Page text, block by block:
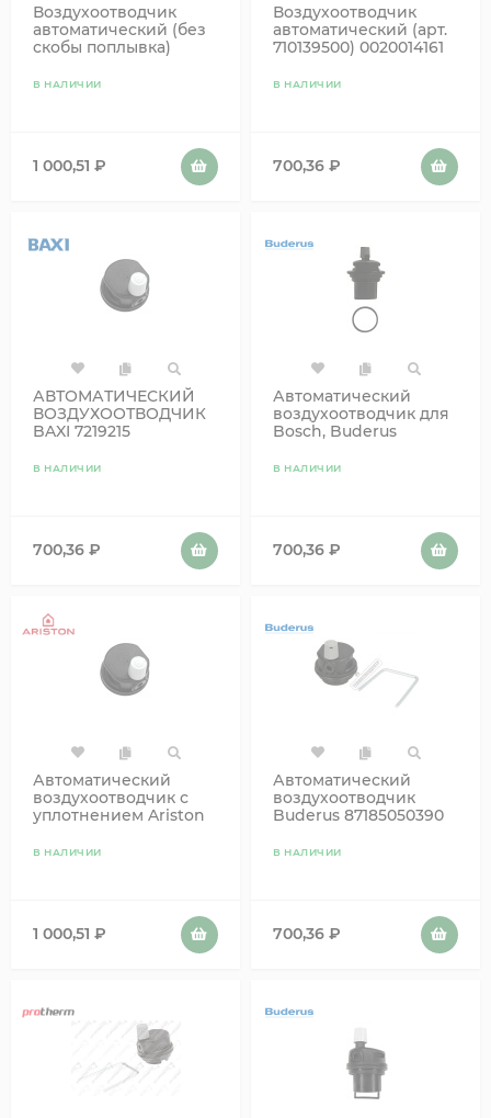
Воздухоотводчик
автоматический (без
скобы поплывка)
В НАЛИЧИИ
1 000,51 ₽
Воздухоотводчик
автоматический (арт.
710139500) 0020014161
87185050390 BI1212
В НАЛИЧИИ
700,36 ₽
АВТОМАТИЧЕСКИЙ
ВОЗДУХООТВОДЧИК
BAXI 7219215
В НАЛИЧИИ
700,36 ₽
Автоматический
воздухоотводчик для
Bosch, Buderus
В НАЛИЧИИ
700,36 ₽
Автоматический
воздухоотводчик с
уплотнением Ariston
В НАЛИЧИИ
1 000,51 ₽
Автоматический
воздухоотводчик
Buderus 87185050390
В НАЛИЧИИ
700,36 ₽